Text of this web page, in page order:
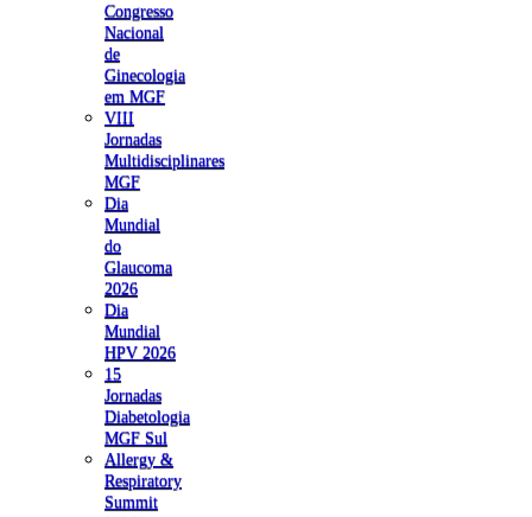
Congresso
Nacional
de
Ginecologia
em MGF
VIII
Jornadas
Multidisciplinares
MGF
Dia
Mundial
do
Glaucoma
2026
Dia
Mundial
HPV 2026
15
Jornadas
Diabetologia
MGF Sul
Allergy &
Respiratory
Summit